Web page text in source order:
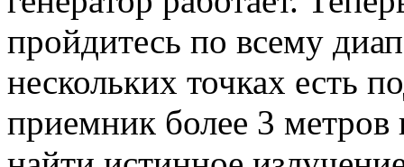
пройдитесь по всему
нескольких точках есть
приемник более 3